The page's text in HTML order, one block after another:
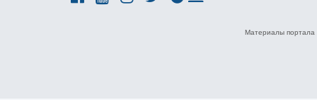
Материалы портала